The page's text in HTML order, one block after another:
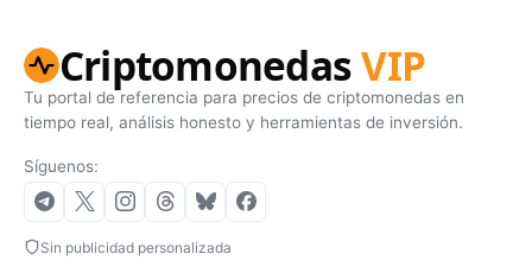
CriptomonedasVIP
Tu portal de referencia para precios de criptomonedas en
tiempo real, análisis honesto y herramientas de inversión.
Síguenos:
Sin publicidad personalizada